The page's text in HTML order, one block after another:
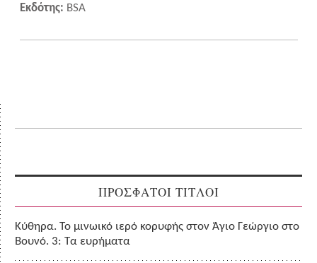
Εκδότης: BSA
ΠΡΟΣΦΑΤΟΙ ΤΙΤΛΟΙ
Κύθηρα. Το μινωικό ιερό κορυφής στον Άγιο Γεώργιο στο
Βουνό. 3: Τα ευρήματα